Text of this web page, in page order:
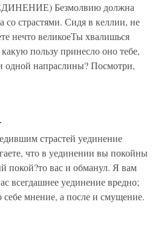
Безмолвию должна
со страстями. Сидя в келлии, не
нечто великоеТы хвалишься
пользу принесло оно тебе,
одной напраслины? Посмотри,
страстей уединение
что в уединении вы покойны
покой?то вас и обманул. Я вам
всегдашнее уединение вредно;
себе мнение, а после и смущение.